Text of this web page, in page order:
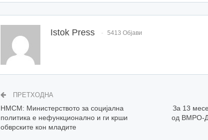
Istok Press 5413 Објави
ПРЕТХОДНА
НМСМ: Министерството за социјална
политика е нефункционално и ги крши
обврските кон младите
За 13
од ВМРО-